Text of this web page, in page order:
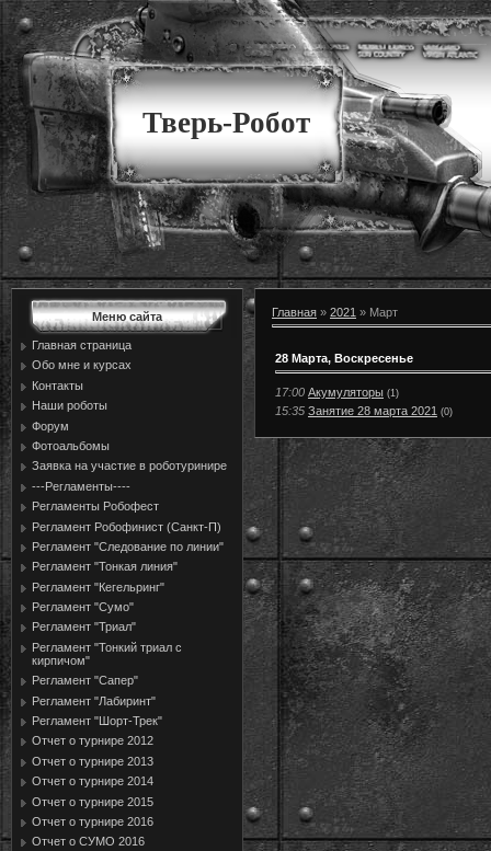
Тверь-Робот
Меню сайта
Главная страница
Обо мне и курсах
Контакты
Наши роботы
Форум
Фотоальбомы
Заявка на участие в роботуринире
---Регламенты----
Регламенты Робофест
Регламент Робофинист (Санкт-П)
Регламент "Следование по линии"
Регламент "Тонкая линия"
Регламент "Кегельринг"
Регламент "Сумо"
Регламент "Триал"
Регламент "Тонкий триал с
кирпичом"
Регламент "Сапер"
Регламент "Лабиринт"
Регламент "Шорт-Трек"
Отчет о турнире 2012
Отчет о турнире 2013
Отчет о турнире 2014
Отчет о турнире 2015
Отчет о турнире 2016
Отчет о СУМО 2016
Главная » 2021 » Март
28 Марта, Воскресенье
17:00 Акумуляторы (1)
15:35 Занятие 28 марта 2021 (0)